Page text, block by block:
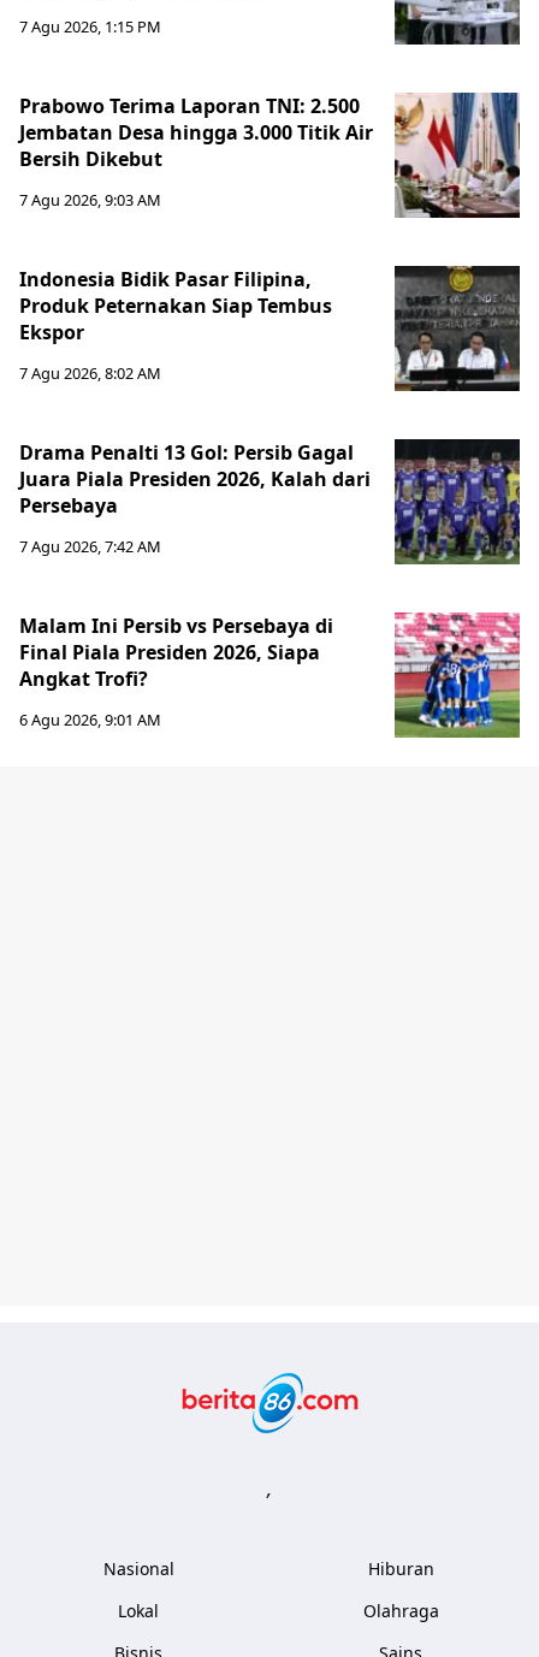
7 Agu 2026, 1:15 PM
Prabowo Terima Laporan TNI: 2.500
Jembatan Desa hingga 3.000 Titik Air
Bersih Dikebut
7 Agu 2026, 9:03 AM
Indonesia Bidik Pasar Filipina,
Produk Peternakan Siap Tembus
Ekspor
7 Agu 2026, 8:02 AM
Drama Penalti 13 Gol: Persib Gagal
Juara Piala Presiden 2026, Kalah dari
Persebaya
7 Agu 2026, 7:42 AM
Malam Ini Persib vs Persebaya di
Final Piala Presiden 2026, Siapa
Angkat Trofi?
6 Agu 2026, 9:01 AM
,
Nasional
Lokal
Hiburan
Olahraga